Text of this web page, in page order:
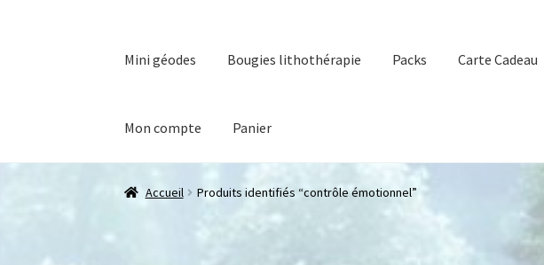
Mini géodes Bougies lithothérapie Packs Carte Cadeau
Mon compte Panier
Accueil Produits identifiés “contrôle émotionnel”